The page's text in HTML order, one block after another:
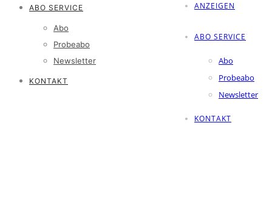
ANZEIGEN
ABO SERVICE
Abo
Probeabo
Newsletter
KONTAKT
ABO SERVICE
Abo
Probeabo
Newsletter
KONTAKT